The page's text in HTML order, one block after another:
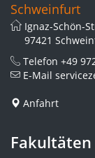
Schweinfurt
Ignaz-Schön-
97421
Telefon +49
E-Mail
Anfahrt
Fakultäten